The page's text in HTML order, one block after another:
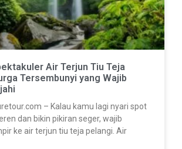
Air Terjun Tiu Teja
Tersembunyi yang Wajib
– Kalau kamu lagi nyari spot
dan bikin pikiran seger, wajib
ke air terjun tiu teja pelangi. Air